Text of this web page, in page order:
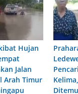
Hujan
Jalan
Arah Timur